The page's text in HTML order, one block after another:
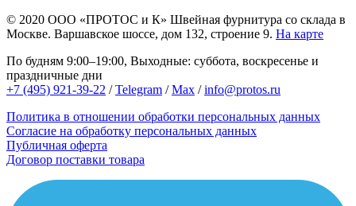
© 2020 ООО «ПРОТОС и К» Швейная фурнитура со склада в
Москве. Варшавское шоссе, дом 132, строение 9. На карте
По будням 9:00–19:00, Выходные: суббота, воскресенье и
праздничные дни
+7 (495) 921-39-22 /Telegram /Max /info@protos.ru
Политика в отношении обработки персональных данных
Согласие на обработку персональных данных
Публичная оферта
Договор поставки товара